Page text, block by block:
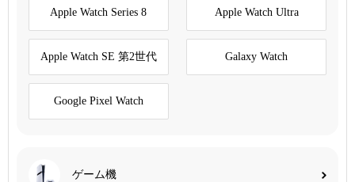
Apple Watch Series 8 Apple Watch Ultra
Apple Watch SE 第2世代 Galaxy Watch
Google Pixel Watch
ゲーム機